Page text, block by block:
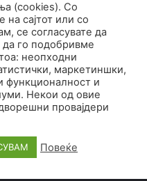
на „avtoplus.mk". При
за превземање на
дел од новинарско дело
(односно насловната
познат како „лид".
надвор од овие услови
согласно
и сродни права.
Hosted by GoHost.
Политика на колачиња
(cookies). Со
сајтот или со
се согласувате да
го подобривме
неопходни
маркетиншки,
функционалност и
Некои од овие
провајдери
Повеќе